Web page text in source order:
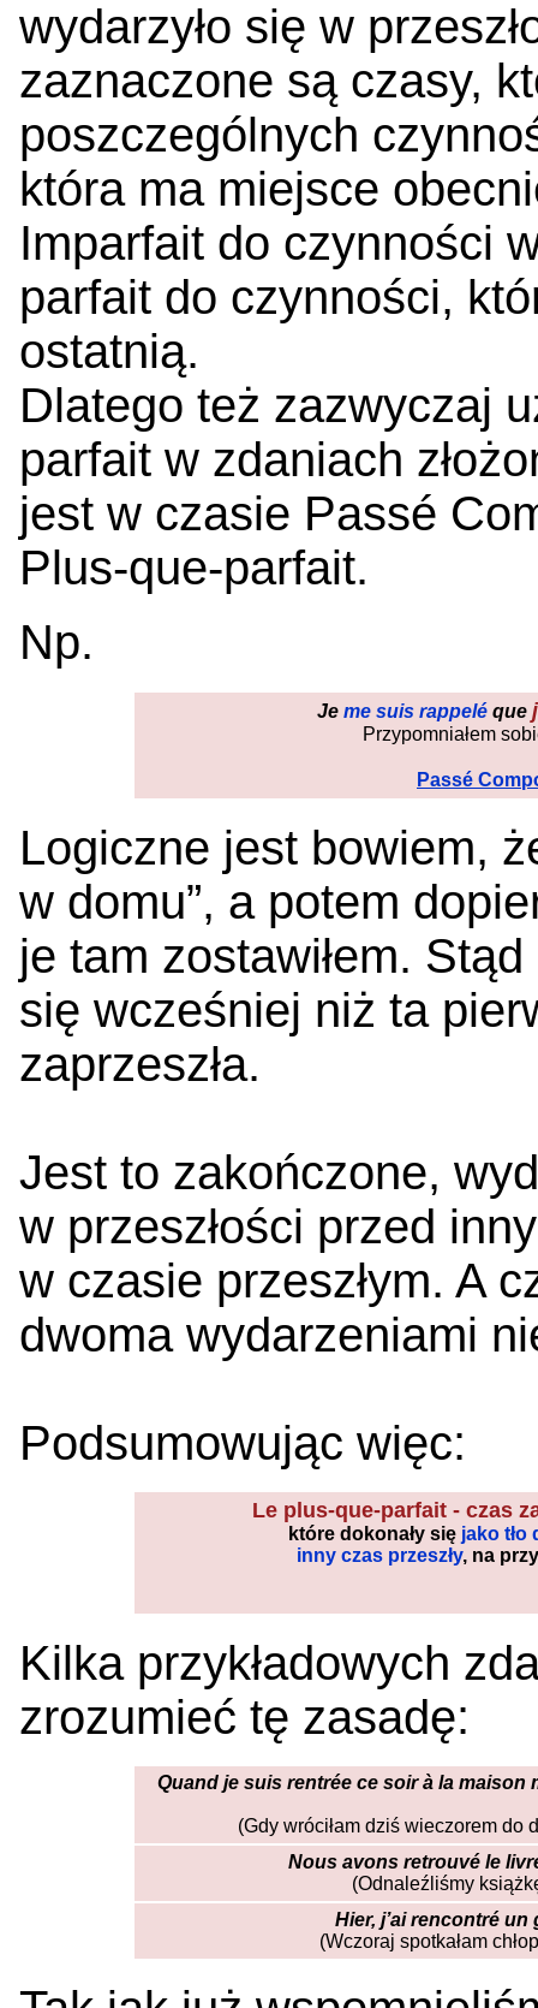
wydarzyło się w
zaznaczone są czasy,
poszczególnych
która ma miejsce
Imparfait do czynności
parfait do czynności,
ostatnią.
Dlatego też zazwyczaj
parfait w zdaniach
jest w czasie Passé
Plus-que-parfait.
Np.
Je me suis rappeléque
Przypomniałem
Passé
Logiczne jest bowiem,
w domu”, a potem
je tam zostawiłem.
się wcześniej niż ta
zaprzeszła.
Jest to zakończone,
w przeszłości przed
w czasie przeszłym. A
dwoma wydarzeniami
Podsumowując więc:
Le plus-que-parfait - czas
które dokonały się jako tło
inny czas przeszły, na
Kilka przykładowych
zrozumieć tę zasadę:
Quand je suis rentrée ce soir à la maison
(Gdy wróciłam dziś wieczorem do
Nous avons retrouvé le
(Odnaleźliśmy
Hier, j’ai rencontré
(Wczoraj spotkałam